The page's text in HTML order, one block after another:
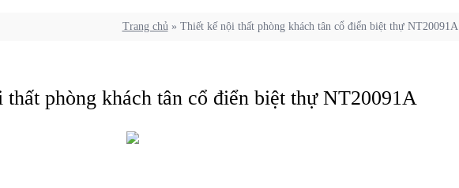
Trang chủ» Thiết kế nội thất phòng khách tân cổ điển biệt thự NT20091A
thất phòng khách tân cổ điển biệt thự NT20091A